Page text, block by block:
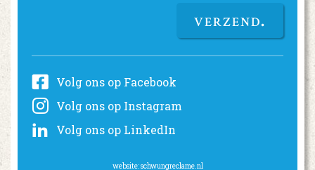
VERZEND
Volg ons op Facebook
Volg ons op Instagram
Volg ons op LinkedIn
website:schwungreclame.nl